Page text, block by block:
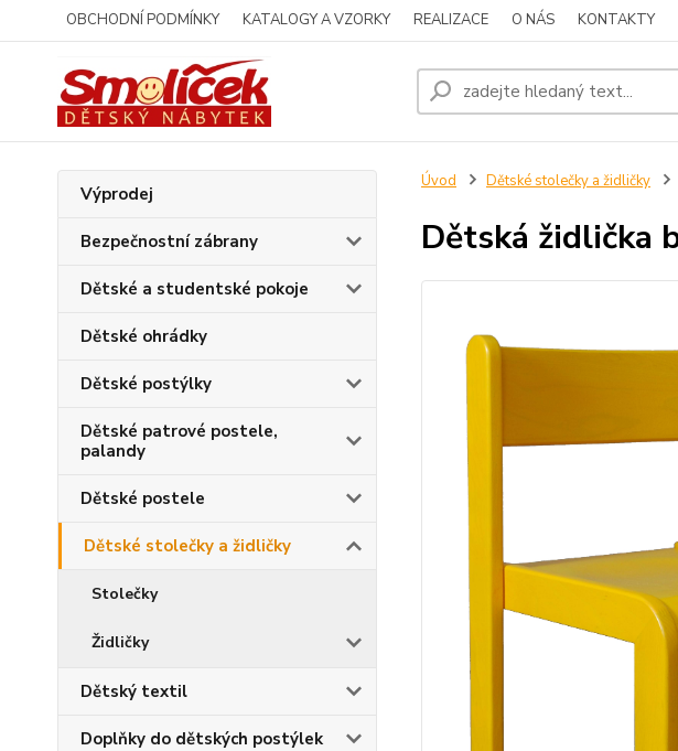
OBCHODNÍ PODMÍNKY KATALOGY A VZORKY REALIZACE O NÁS KONTAKTY
Výprodej
Bezpečnostní zábrany
Dětské a studentské pokoje
Dětské ohrádky
Dětské postýlky
Dětské patrové postele,
palandy
Dětské postele
Dětské stolečky a židličky
Stolečky
Židličky
Dětský textil
Doplňky do dětských postýlek
Úvod Dětské stolečky a židličky
Dětská židlička